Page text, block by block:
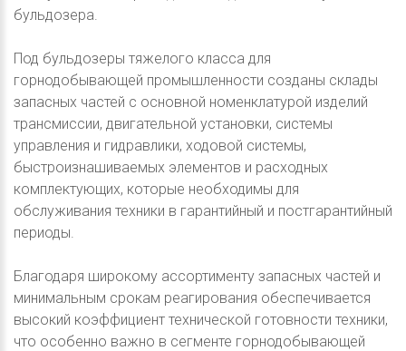
бульдозера.
Под бульдозеры тяжелого класса для
горнодобывающей промышленности созданы склады
запасных частей с основной номенклатурой изделий
трансмиссии, двигательной установки, системы
управления и гидравлики, ходовой системы,
быстроизнашиваемых элементов и расходных
комплектующих, которые необходимы для
обслуживания техники в гарантийный и постгарантийный
периоды.
Благодаря широкому ассортименту запасных частей и
минимальным срокам реагирования обеспечивается
высокий коэффициент технической готовности техники,
что особенно важно в сегменте горнодобывающей